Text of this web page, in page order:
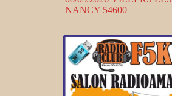
NANCY 54600